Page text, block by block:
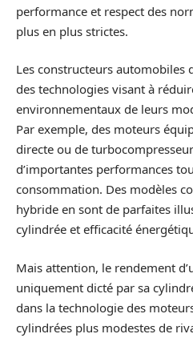
performance et respect des
plus en plus strictes.
Les constructeurs automobiles
des technologies visant à
environnementaux de leurs
Par exemple, des moteurs
directe ou de
d’importantes performances
consommation. Des modèles
hybride en sont de parfaites
cylindrée et efficacité
Mais attention, le rendement
uniquement dicté par sa
dans la technologie des
cylindrées plus modestes de